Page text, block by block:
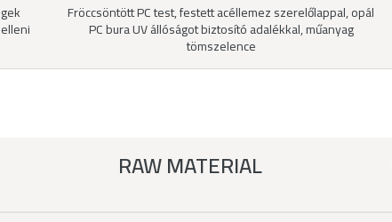
Fröccsöntött PC test, festett acéllemez szerelőlappal, opál
PC bura UV állóságot biztosító adalékkal, műanyag
tömszelence
RAW MATERIAL